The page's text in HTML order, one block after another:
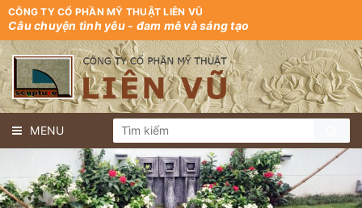
CÔNG TY CỔ PHẦN MỸ THUẬT LIÊN VŨ
Câu chuyện tình yêu - đam mê và sáng tạo
MENU